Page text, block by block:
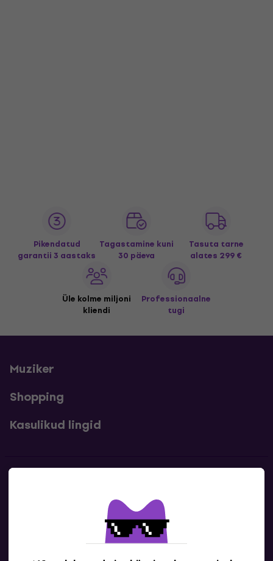
Pikendatud
garantii 3 aastaks
Tagastamine kuni
30 päeva
Tasuta tarne
alates 299 €
Üle kolme miljoni
kliendi
Professionaalne
tugi
Muziker
Shopping
Kasulikud lingid
Kontaktandmed